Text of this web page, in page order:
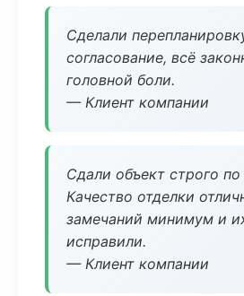
Сделали
согласование, всё
головной боли.
— Клиент компании
Сдали объект строго по
Качество отделки
замечаний минимум и
исправили.
— Клиент компании